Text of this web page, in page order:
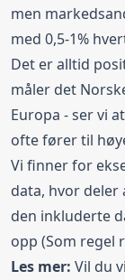
men
med 0,5-1%
Det er alltid
måler det
Europa - ser vi
ofte fører til
Vi finner for
data, hvor
den inkluderte
opp (Som regel
Les mer: Vil du